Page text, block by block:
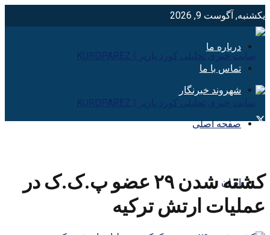
یکشنبه, آگوست 9, 2026
درباره ما
تماس با ما
شهروند خبرنگار
صفحه اصلی
ایران
کشته شدن ۲۹ عضو پ.ک.ک در
عملیات ارتش ترکیه